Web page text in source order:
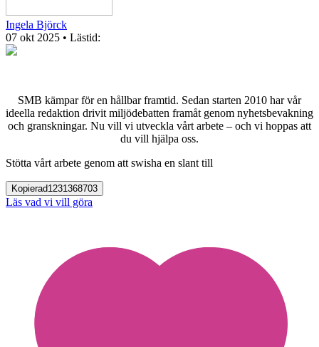
Ingela Björck
07 okt 2025 • Lästid:
SMB kämpar för en hållbar framtid. Sedan starten 2010 har vår
ideella redaktion drivit miljödebatten framåt genom nyhetsbevakning
och granskningar. Nu vill vi utveckla vårt arbete – och vi hoppas att
du vill hjälpa oss.
Stötta vårt arbete genom att swisha en slant till
Kopierad1231368703
Läs vad vi vill göra